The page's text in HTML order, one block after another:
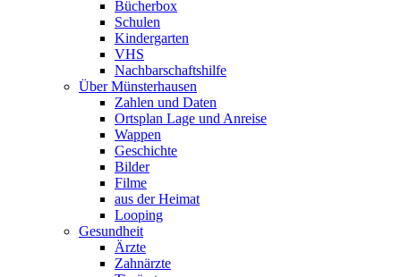
Bücherbox
Schulen
Kindergarten
VHS
Nachbarschaftshilfe
Über Münsterhausen
Zahlen und Daten
Ortsplan Lage und Anreise
Wappen
Geschichte
Bilder
Filme
aus der Heimat
Looping
Gesundheit
Ärzte
Zahnärzte